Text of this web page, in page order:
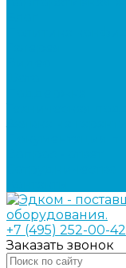
+7 (495) 252-00-42
Заказать звонок